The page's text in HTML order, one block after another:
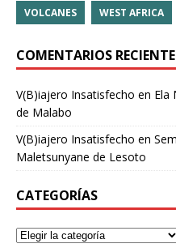
VOLCANES WEST AFRICA
COMENTARIOS
V(B)iajero Insatisfecho en Ela
de Malabo
V(B)iajero Insatisfecho en
Maletsunyane de Lesoto
CATEGORÍAS